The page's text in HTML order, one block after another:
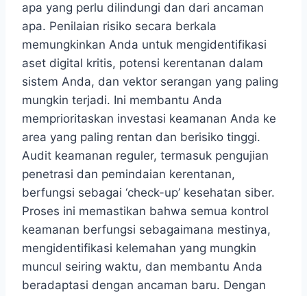
apa yang perlu dilindungi dan dari ancaman
apa. Penilaian risiko secara berkala
memungkinkan Anda untuk mengidentifikasi
aset digital kritis, potensi kerentanan dalam
sistem Anda, dan vektor serangan yang paling
mungkin terjadi. Ini membantu Anda
memprioritaskan investasi keamanan Anda ke
area yang paling rentan dan berisiko tinggi.
Audit keamanan reguler, termasuk pengujian
penetrasi dan pemindaian kerentanan,
berfungsi sebagai ‘check-up’ kesehatan siber.
Proses ini memastikan bahwa semua kontrol
keamanan berfungsi sebagaimana mestinya,
mengidentifikasi kelemahan yang mungkin
muncul seiring waktu, dan membantu Anda
beradaptasi dengan ancaman baru. Dengan